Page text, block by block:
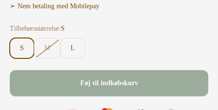
➢ Nem betaling med Mobilepay
Tilbehørsstørrelse:S
S M L
Føj til indkøbskurv